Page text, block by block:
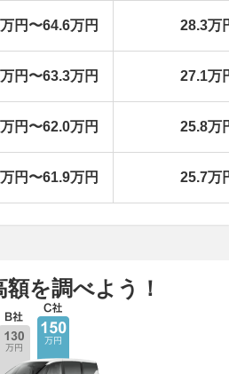
円〜64.6万円 28.3万
円〜63.3万円 27.1万
円〜62.0万円 25.8万
円〜61.9万円 25.7万
を調べよう！